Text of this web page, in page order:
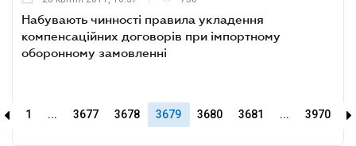
Набувають чинності правила укладення
компенсаційних договорів при імпортному
оборонному замовленні
1 ... 3677 3678 3679 3680 3681 ... 3970